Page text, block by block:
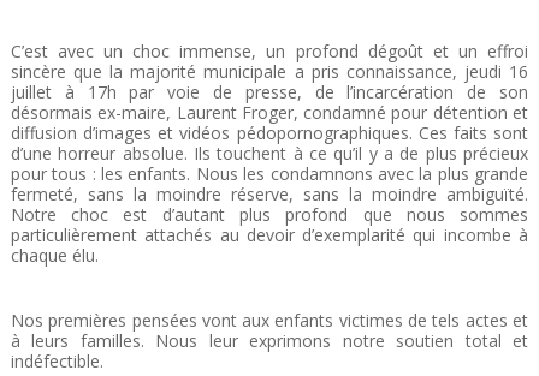
C’est avec un choc immense, un profond dégoût et un effroi
sincère que la majorité municipale a pris connaissance, jeudi 16
juillet à 17h par voie de presse, de l’incarcération de son
désormais ex-maire, Laurent Froger, condamné pour détention et
diffusion d’images et vidéos pédopornographiques. Ces faits sont
d’une horreur absolue. Ils touchent à ce qu’il y a de plus précieux
pour tous : les enfants. Nous les condamnons avec la plus grande
fermeté, sans la moindre réserve, sans la moindre ambiguïté.
Notre choc est d’autant plus profond que nous sommes
particulièrement attachés au devoir d’exemplarité qui incombe à
chaque élu.
Nos premières pensées vont aux enfants victimes de tels actes et
à leurs familles. Nous leur exprimons notre soutien total et
indéfectible.